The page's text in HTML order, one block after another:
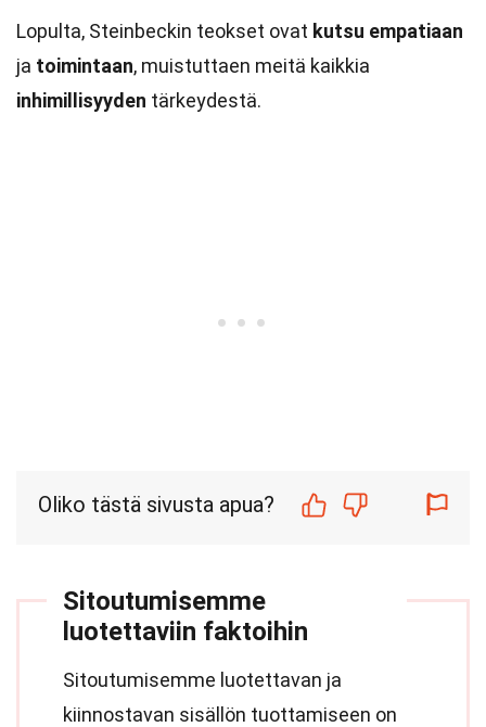
Lopulta, Steinbeckin teokset ovat kutsu empatiaan
ja toimintaan, muistuttaen meitä kaikkia
inhimillisyyden tärkeydestä.
Oliko tästä sivusta apua?
Sitoutumisemme
luotettaviin faktoihin
Sitoutumisemme luotettavan ja
kiinnostavan sisällön tuottamiseen on